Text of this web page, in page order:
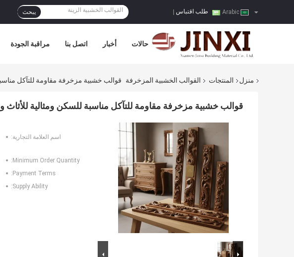
طلب اقتباس يبحث
مراقبة الجودة اتصل بنا أخبار حالات
منزل المنتجات القوالب الخشبية المزخرفة قوالب خشبية مزخرفة مقاومة للتآكل
قوالب خشبية مزخرفة مقاومة للتآكل مناسبة للسكن ومثالية للأثاث
اسم العلامة التجارية:
Minimum Order Quantity:
Payment Terms:
Supply Ability: